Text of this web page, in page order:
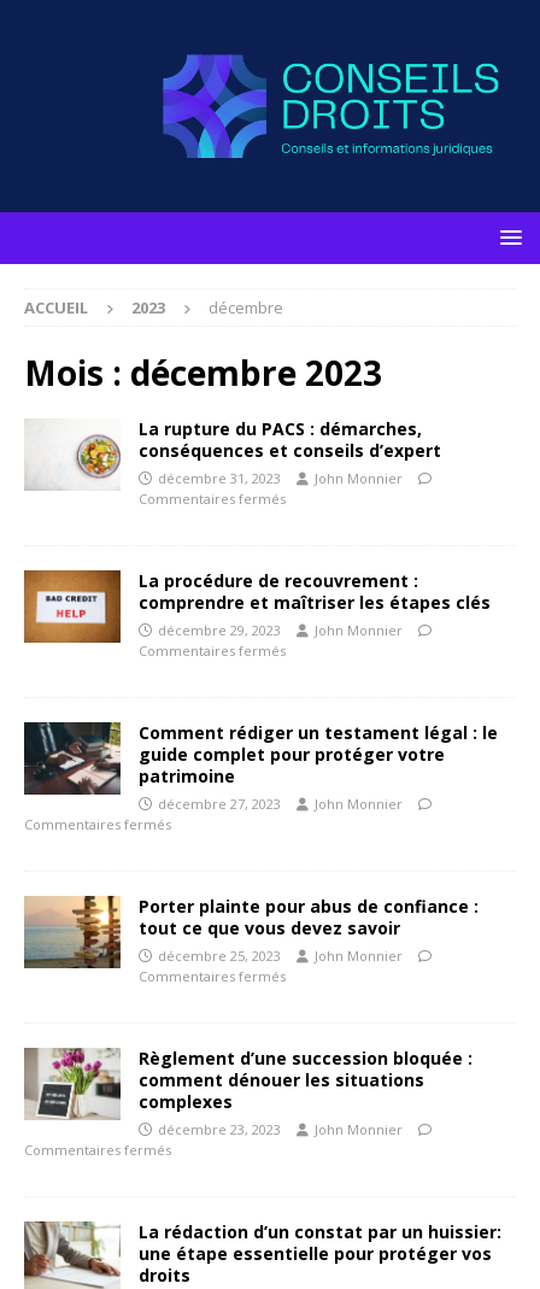
ACCUEIL 2023 décembre
Mois : décembre 2023
La rupture du PACS : démarches,
conséquences et conseils d’expert
décembre 31, 2023
John Monnier
Commentaires fermés
La procédure de recouvrement :
comprendre et maîtriser les étapes clés
décembre 29, 2023
John Monnier
Commentaires fermés
Comment rédiger un testament légal : le
guide complet pour protéger votre
patrimoine
décembre 27, 2023
John Monnier
Commentaires fermés
Porter plainte pour abus de confiance :
tout ce que vous devez savoir
décembre 25, 2023
John Monnier
Commentaires fermés
Règlement d’une succession bloquée :
comment dénouer les situations
complexes
décembre 23, 2023
John Monnier
Commentaires fermés
La rédaction d’un constat par un huissier:
une étape essentielle pour protéger vos
droits